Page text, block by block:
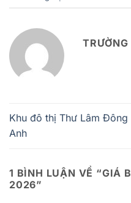
TRƯỜNG
Khu đô thị Thư Lâm Đông
Anh
1 BÌNH LUẬN VỀ “GIÁ
2026”